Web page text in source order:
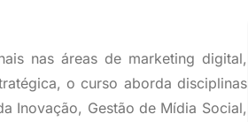
nas áreas de marketing digital,
o curso aborda disciplinas
Inovação, Gestão de Mídia Social,